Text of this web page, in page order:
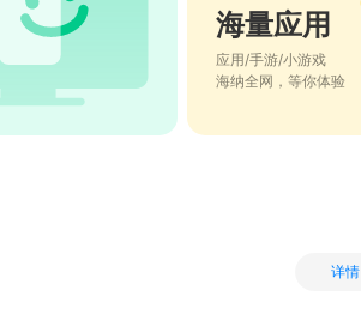
海量应用
应用/手游/小游戏
海纳全网，等你体验
详情